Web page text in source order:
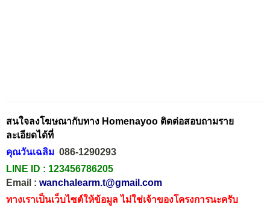
สนใจลงโฆษณากับทาง Homenayoo ติดต่อสอบถามราย
ละเอียดได้ที่
คุณวันเฉลิม 086-1290293
LINE ID : 123456786205
Email : wanchalearm.t@gmail.com
ทางเราเป็นเว็บไซต์ให้ข้อมูล ไม่ใช่เจ้าของโครงการนะครับ